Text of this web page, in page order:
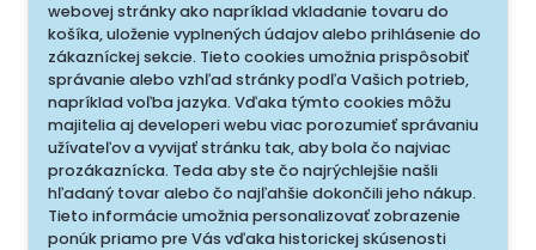
webovej stránky ako napríklad vkladanie tovaru do
košíka, uloženie vyplnených údajov alebo prihlásenie do
zákazníckej sekcie. Tieto cookies umožnia prispôsobiť
správanie alebo vzhľad stránky podľa Vašich potrieb,
napríklad voľba jazyka. Vďaka týmto cookies môžu
majitelia aj developeri webu viac porozumieť správaniu
užívateľov a vyvijať stránku tak, aby bola čo najviac
prozákaznícka. Teda aby ste čo najrýchlejšie našli
hľadaný tovar alebo čo najľahšie dokončili jeho nákup.
Tieto informácie umožnia personalizovať zobrazenie
ponúk priamo pre Vás vďaka historickej skúsenosti